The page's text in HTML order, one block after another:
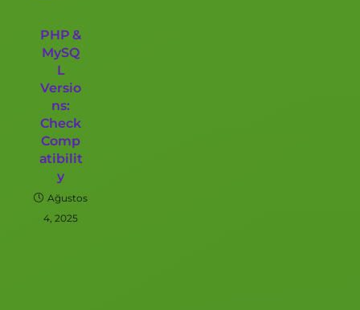
PHP &
MySQ
L
Versio
ns:
Check
Comp
atibilit
y
Ağustos
4, 2025